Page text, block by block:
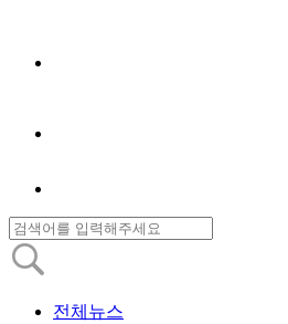
전체뉴스